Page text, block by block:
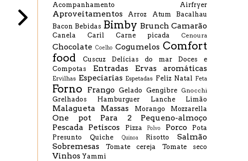
Acompanhamento Airfryer
Aproveitamentos Arroz Atum
Bacalhau
Bacon Bebidas Bimby Brunch Camarão
Canela Caril Carne picada Cenoura
Chocolate Coelho Cogumelos Comfort
food
Cuscuz Delícias do mar
Doces e
Compotas
Entradas Ervas aromáticas
Ervilhas Especiarias Espetadas Feliz Natal Feta
Forno Frango Gelado Gengibre Gnocchi
Grelhados Hamburguer Lanche Limão
Malagueta Massas Morango Mozzarella
One pot Para 2
Pequeno-almoço
Pescada
Petiscos Pizza Polvo Porco
Pota
Presunto
Quiche Quinoa Risotto
Salmão
Sobremesas
Tomate cereja Tomate seco
Vinhos Yammi